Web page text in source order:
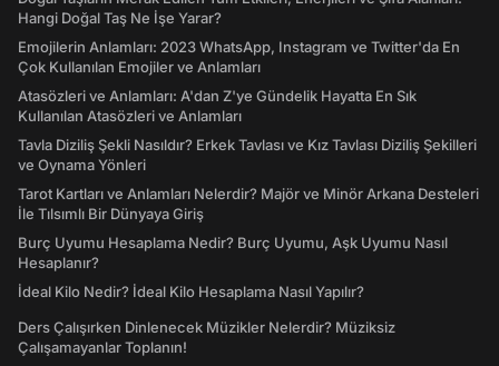
Hangi Doğal Taş Ne İşe Yarar?
Emojilerin Anlamları: 2023 WhatsApp, Instagram ve Twitter'da En
Çok Kullanılan Emojiler ve Anlamları
Atasözleri ve Anlamları: A'dan Z'ye Gündelik Hayatta En Sık
Kullanılan Atasözleri ve Anlamları
Tavla Diziliş Şekli Nasıldır? Erkek Tavlası ve Kız Tavlası Diziliş Şekilleri
ve Oynama Yönleri
Tarot Kartları ve Anlamları Nelerdir? Majör ve Minör Arkana Desteleri
İle Tılsımlı Bir Dünyaya Giriş
Burç Uyumu Hesaplama Nedir? Burç Uyumu, Aşk Uyumu Nasıl
Hesaplanır?
İdeal Kilo Nedir? İdeal Kilo Hesaplama Nasıl Yapılır?
Ders Çalışırken Dinlenecek Müzikler Nelerdir? Müziksiz
Çalışamayanlar Toplanın!